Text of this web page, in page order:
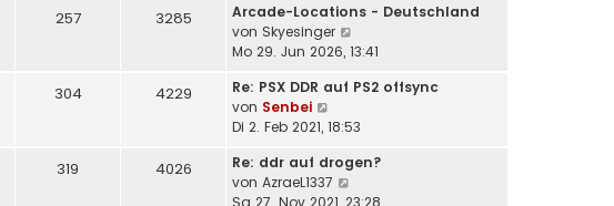
r
g
r
B
e
i
t
r
g
e
s
t
r
B
e
t
r
257 3285
Arcade-Locations - Deutschland
von Skyesinger
e
e
t
r
Mo 29. Jun 2026, 13:41
304 4229
Re: PSX DDR auf PS2 offsync
von Senbei
e
e
s
Di 2. Feb 2021, 18:53
319 4026
Re: ddr auf drogen?
von AzraeL1337
e
Sa 27. Nov 2021, 23:28